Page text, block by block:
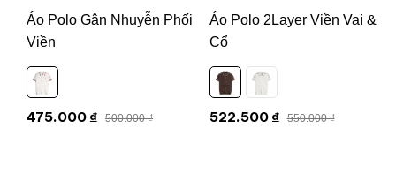
Áo Polo Gân Nhuyễn Phối
Viền
475.000 ₫ 500.000 ₫
Áo Polo 2Layer Viền Vai &
Cổ
522.500 ₫ 550.000 ₫